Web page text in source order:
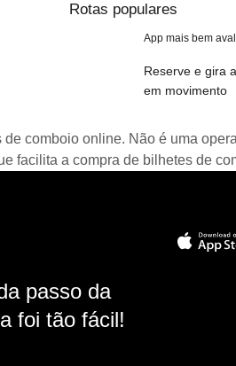
Rotas populares
App mais bem
Reserve e gira
em movimento
comboio online. Não é uma
facilita a compra de bilhetes de
passo da
foi tão fácil!